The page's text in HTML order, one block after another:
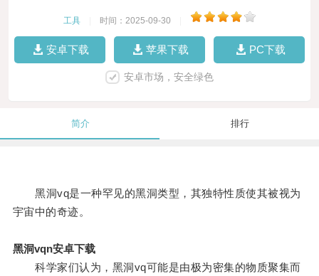
工具 时间：2025-09-30
安卓下载 苹果下载 PC下载
安卓市场，安全绿色
简介 排行
黑洞vq是一种罕见的黑洞类型，其独特性质使其被视为
宇宙中的奇迹。
黑洞vqn安卓下载
科学家们认为，黑洞vq可能是由极为密集的物质聚集而